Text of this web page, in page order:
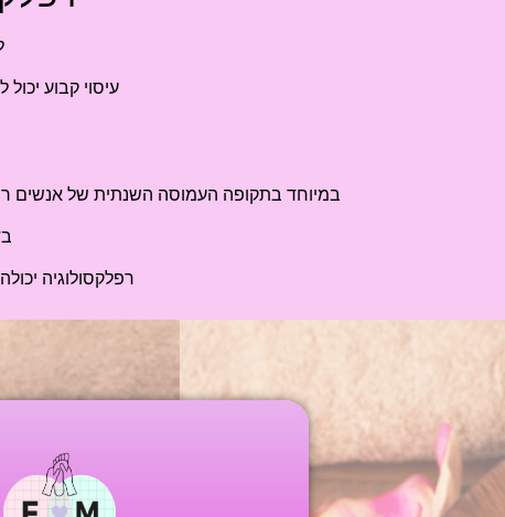
עיסוי קבוע
במיוחד בתקופה העמוסה השנתית של אנשים
רפלקסולוגיה